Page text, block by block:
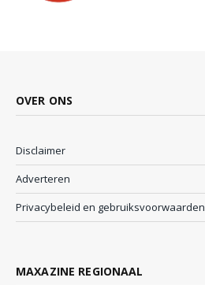
OVER ONS
Disclaimer
Adverteren
Privacybeleid en gebruiksvoorwaarden
MAXAZINE REGIONAAL